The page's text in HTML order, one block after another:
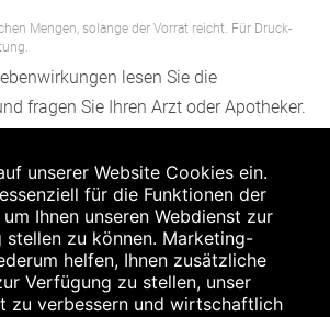
Mengen, solange der Vorrat reicht. Für Druck-
lesen Sie die
fragen Sie Ihren Arzt oder Apotheker.
(AEP). Der AEP ist keine
der Hersteller. Der AEP ist
in Ansatz gebrachter Preis für
Er entspricht in der Höhe dem für
Abgabepreis, zu dem eine
unserer Website Cookies ein.
für die Funktionen der
Ihnen unseren Webdienst zur
stellen zu können. Marketing-
helfen, Ihnen zusätzliche
Verfügung zu stellen, unser
zu verbessern und wirtschaftlich